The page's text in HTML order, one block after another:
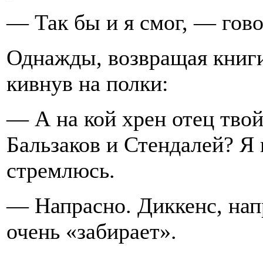
— Так бы и я смог, —
Однажды, возвращая
кивнув на полки:
— А на кой хрен отец
Бальзаков и Стендалей?
стремлюсь.
— Напрасно. Диккенс,
очень «забирает».